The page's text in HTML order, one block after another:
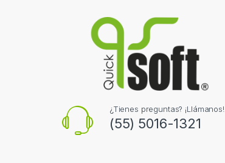
¿Tienes preguntas? ¡Llámanos!
(55) 5016-1321